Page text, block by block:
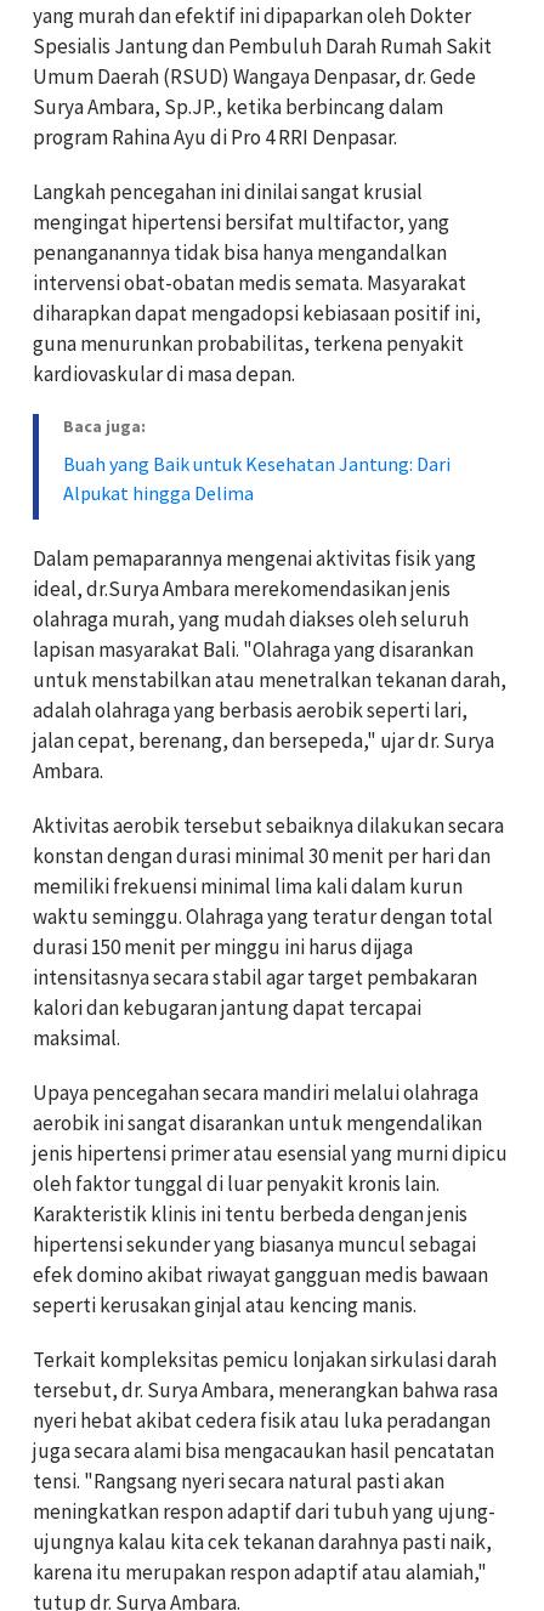
yang murah dan efektif ini dipaparkan oleh Dokter
Spesialis Jantung dan Pembuluh Darah Rumah Sakit
Umum Daerah (RSUD) Wangaya Denpasar, dr. Gede
Surya Ambara, Sp.JP., ketika berbincang dalam
program Rahina Ayu di Pro 4 RRI Denpasar.
Langkah pencegahan ini dinilai sangat krusial
mengingat hipertensi bersifat multifactor, yang
penanganannya tidak bisa hanya mengandalkan
intervensi obat-obatan medis semata. Masyarakat
diharapkan dapat mengadopsi kebiasaan positif ini,
guna menurunkan probabilitas, terkena penyakit
kardiovaskular di masa depan.
Baca juga:
Buah yang Baik untuk Kesehatan Jantung: Dari
Alpukat hingga Delima
Dalam pemaparannya mengenai aktivitas fisik yang
ideal, dr.Surya Ambara merekomendasikan jenis
olahraga murah, yang mudah diakses oleh seluruh
lapisan masyarakat Bali. "Olahraga yang disarankan
untuk menstabilkan atau menetralkan tekanan darah,
adalah olahraga yang berbasis aerobik seperti lari,
jalan cepat, berenang, dan bersepeda," ujar dr. Surya
Ambara.
Aktivitas aerobik tersebut sebaiknya dilakukan secara
konstan dengan durasi minimal 30 menit per hari dan
memiliki frekuensi minimal lima kali dalam kurun
waktu seminggu. Olahraga yang teratur dengan total
durasi 150 menit per minggu ini harus dijaga
intensitasnya secara stabil agar target pembakaran
kalori dan kebugaran jantung dapat tercapai
maksimal.
Upaya pencegahan secara mandiri melalui olahraga
aerobik ini sangat disarankan untuk mengendalikan
jenis hipertensi primer atau esensial yang murni dipicu
oleh faktor tunggal di luar penyakit kronis lain.
Karakteristik klinis ini tentu berbeda dengan jenis
hipertensi sekunder yang biasanya muncul sebagai
efek domino akibat riwayat gangguan medis bawaan
seperti kerusakan ginjal atau kencing manis.
Terkait kompleksitas pemicu lonjakan sirkulasi darah
tersebut, dr. Surya Ambara, menerangkan bahwa rasa
nyeri hebat akibat cedera fisik atau luka peradangan
juga secara alami bisa mengacaukan hasil pencatatan
tensi. "Rangsang nyeri secara natural pasti akan
meningkatkan respon adaptif dari tubuh yang ujung-
ujungnya kalau kita cek tekanan darahnya pasti naik,
karena itu merupakan respon adaptif atau alamiah,"
tutup dr. Surya Ambara.